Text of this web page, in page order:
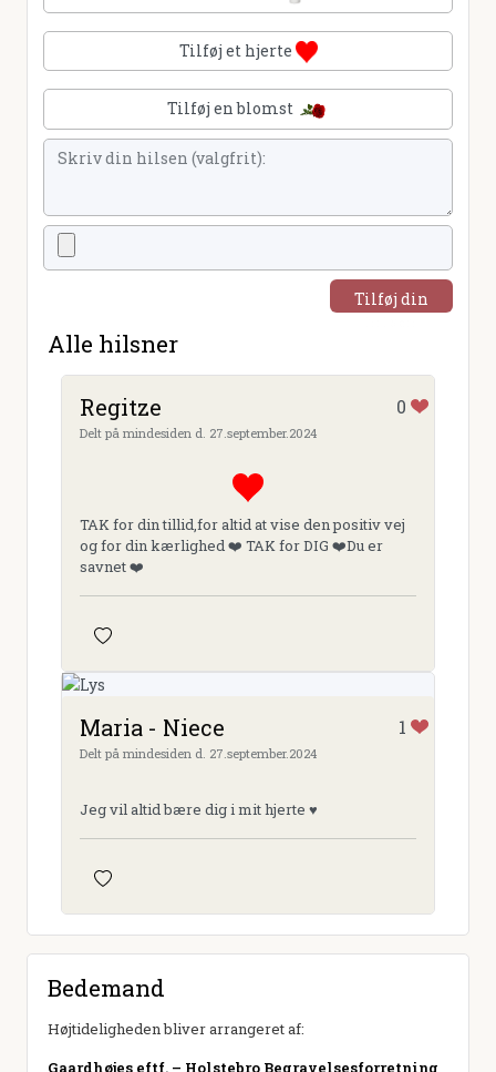
Tilføj et hjerte
Tilføj en blomst
Tilføj din
Alle hilsner
Regitze 0
Delt på mindesiden d. 27.september.2024
TAK for din tillid,for altid at vise den positiv vej
og for din kærlighed ❤️ TAK for DIG ❤️Du er
savnet ❤️
Maria - Niece 1
Delt på mindesiden d. 27.september.2024
Jeg vil altid bære dig i mit hjerte ♥️
Bedemand
Højtideligheden bliver arrangeret af: